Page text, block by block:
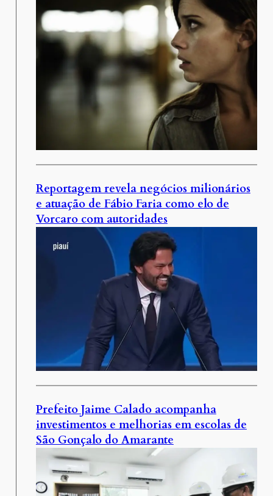
Reportagem revela negócios milionários
e atuação de Fábio Faria como elo de
Vorcaro com autoridades
Prefeito Jaime Calado acompanha
investimentos e melhorias em escolas de
São Gonçalo do Amarante